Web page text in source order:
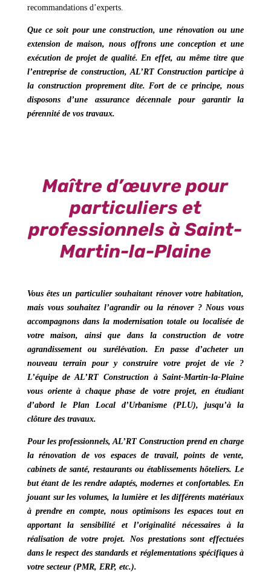
recommandations d’experts.
Que ce soit pour une construction, une rénovation ou une
extension de maison, nous offrons une conception et une
exécution de projet de qualité. En effet, au même titre que
l’entreprise de construction, AL’RT Construction participe à
la construction proprement dite. Fort de ce principe, nous
disposons d’une assurance décennale pour garantir la
pérennité de vos travaux.
Maître d’œuvre pour
particuliers et
professionnels à Saint-
Martin-la-Plaine
Vous êtes un particulier souhaitant rénover votre habitation,
mais vous souhaitez l’agrandir ou la rénover ? Nous vous
accompagnons dans la modernisation totale ou localisée de
votre maison, ainsi que dans la construction de votre
agrandissement ou surélévation. En passe d’acheter un
nouveau terrain pour y construire votre projet de vie ?
L’équipe deAL’RT Construction à Saint-Martin-la-Plaine
vous oriente à chaque phase de votre projet, en étudiant
d’abord le Plan Local d’Urbanisme (PLU), jusqu’à la
clôture des travaux.
Pour les professionnels, AL’RT Construction prend en charge
la rénovation de vos espaces de travail, points de vente,
cabinets de santé, restaurants ou établissements hôteliers. Le
but étant de les rendre adaptés, modernes et confortables. En
jouant sur les volumes, la lumière et les différents matériaux
à prendre en compte, nous optimisons les espaces tout en
apportant la sensibilité et l’originalité nécessaires à la
réalisation de votre projet. Nos prestations sont effectuées
dans le respect des standards et réglementations spécifiques à
votre secteur (PMR, ERP, etc.).